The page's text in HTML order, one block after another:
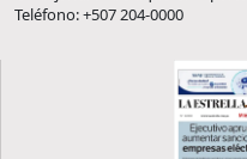
Teléfono: +507 204-0000